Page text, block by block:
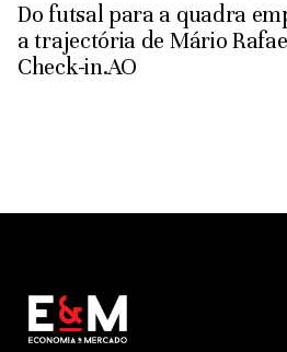
Do futsal para a quadra
a trajectória de Mário
Check-in.AO